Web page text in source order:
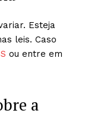
Esteja
leis. Caso
ou entre em
a